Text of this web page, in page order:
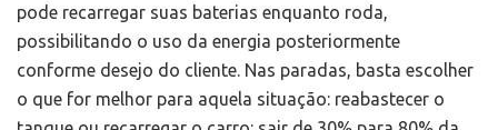
pode recarregar suas baterias enquanto roda,
possibilitando o uso da energia posteriormente
conforme desejo do cliente. Nas paradas, basta escolher
o que for melhor para aquela situação: reabastecer o